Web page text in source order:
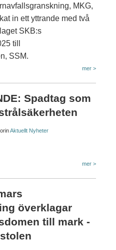
MKG,
in ett yttrande med två
SKB:s
till
SSM.
mer >
Spadtag som
Aktuellt Nyheter
mer >
överklagar
till mark -